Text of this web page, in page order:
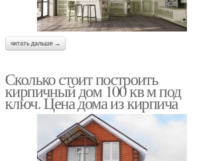
читать дальше →
Сколько стоит построить
кирпичный дом 100 кв м под
ключ. Цена дома из кирпича